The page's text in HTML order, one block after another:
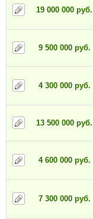
19 000 000 руб.
9 500 000 руб.
4 300 000 руб.
13 500 000 руб.
4 600 000 руб.
7 300 000 руб.